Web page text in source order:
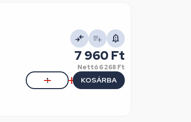
7 960 Ft
Nettó6 268 Ft
KOSÁRBA